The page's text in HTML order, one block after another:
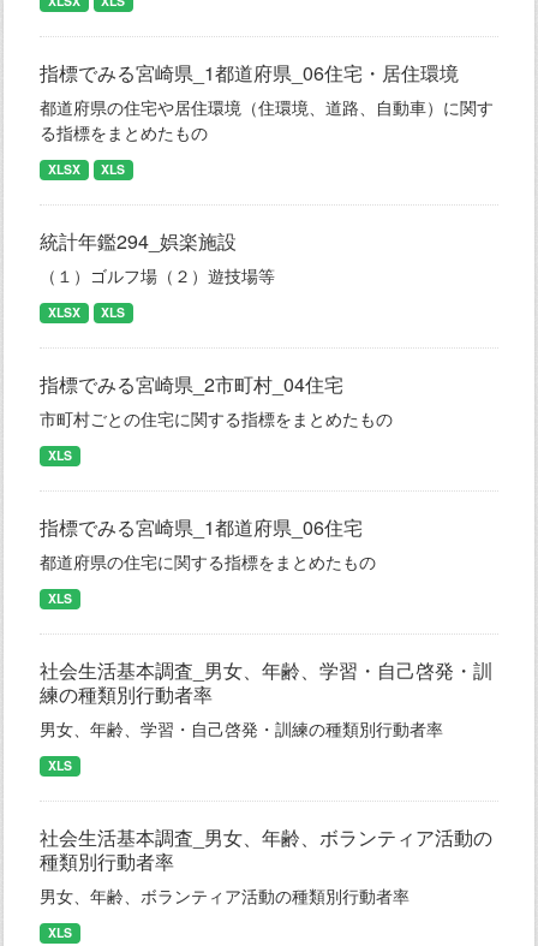
指標でみる宮崎県_1都道府県_06住宅・居住環境
都道府県の住宅や居住環境（住環境、道路、自動車）に関す
る指標をまとめたもの
XLSX XLS
統計年鑑294_娯楽施設
（１）ゴルフ場（２）遊技場等
XLSX XLS
指標でみる宮崎県_2市町村_04住宅
市町村ごとの住宅に関する指標をまとめたもの
XLS
指標でみる宮崎県_1都道府県_06住宅
都道府県の住宅に関する指標をまとめたもの
XLS
社会生活基本調査_男女、年齢、学習・自己啓発・訓
練の種類別行動者率
男女、年齢、学習・自己啓発・訓練の種類別行動者率
XLS
社会生活基本調査_男女、年齢、ボランティア活動の
種類別行動者率
男女、年齢、ボランティア活動の種類別行動者率
XLS